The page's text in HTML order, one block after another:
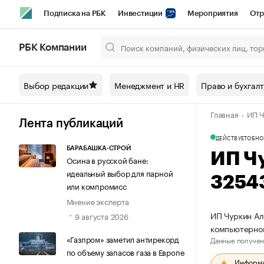
Подписка на РБК Инвестиции Мероприятия
Спецпроекты СПб Конференции СПб Спецпроекты
Технологии и медиа Рынок наличной
РБК Компании
Выбор редакции Менеджмент и HR Право и
Лента публикаций
БАРАБАШКА-СТРОЙ
Осина в русской бане:
идеальный выбор для парной
или компромисс
Мнение эксперта
9 августа 2026
«Газпром» заметил антирекорд
по объему запасов газа в Европе
Главная ИП
ДЕЙСТВУЕТ
ИП
ИП Чуркин
Данные